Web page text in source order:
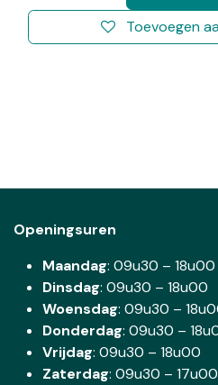
Toevoegen
Openingsuren
Maandag: 09u30 – 18u00
Dinsdag: 09u30 – 18u00
Woensdag: 09u30 –
Donderdag: 09u30 –
Vrijdag: 09u30 – 18u00
Zaterdag: 09u30 – 17u00